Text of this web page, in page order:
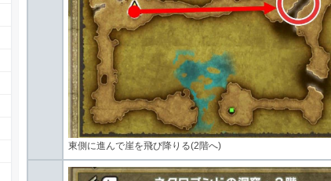
東側に進んで崖を飛び降りる(2階へ)